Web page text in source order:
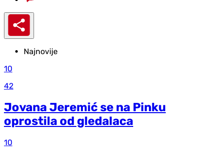
Najnovije
10
42
Jovana Jeremić se na Pinku
oprostila od gledalaca
10